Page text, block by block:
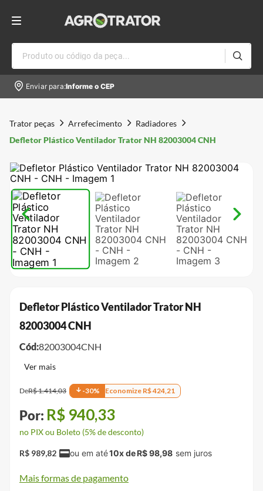
Produto ou código da peça...
Enviar para:Informe o CEP
Trator peças Arrefecimento
Radiadores
Defletor Plástico Ventilador Trator NH 82003004 CNH
Defletor Plástico Ventilador Trator NH
82003004 CNH
Cód:82003004CNH
DeR$1.414,03 -30% Economize R$424,21
R$ 940,33
no PIX ou Boleto (5% de desconto)
R$ 989,82 10x deR$98,98
Mais formas de pagamento